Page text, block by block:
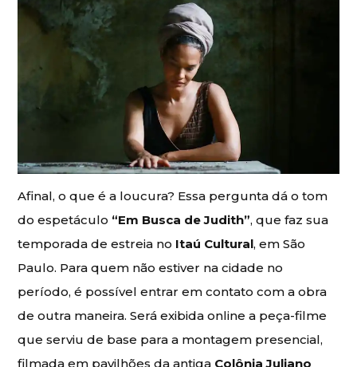
Afinal, o que é a loucura? Essa pergunta dá o tom
do espetáculo “Em Busca de Judith”, que faz sua
temporada de estreia no Itaú Cultural, em São
Paulo. Para quem não estiver na cidade no
período, é possível entrar em contato com a obra
de outra maneira. Será exibida online a peça-filme
que serviu de base para a montagem presencial,
filmada em pavilhões da antiga Colônia Juliano